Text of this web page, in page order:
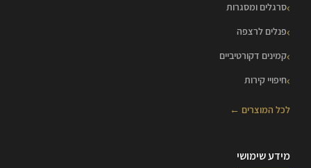
סרגלים ומסגרות
פנלים לרצפה
קמינים דקורטיביים
חיפויי קירות
לכל המוצרים ←
מידע שימושי